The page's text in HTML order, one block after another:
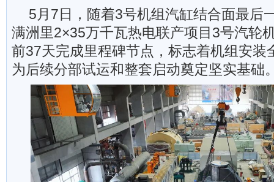
5月7日， 随着3号机组汽缸结合面最后
满洲里2×35万千瓦热电联产项目3号汽轮
前37天完成里程碑节点，标志着机组安装
为后续分部试运和整套启动奠定坚实基础